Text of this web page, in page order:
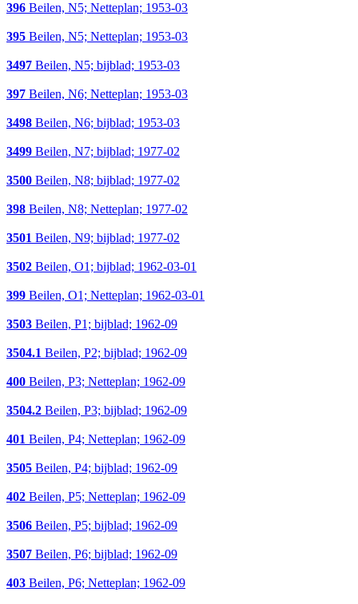
396 Beilen, N5; Netteplan; 1953-03
395 Beilen, N5; Netteplan; 1953-03
3497 Beilen, N5; bijblad; 1953-03
397 Beilen, N6; Netteplan; 1953-03
3498 Beilen, N6; bijblad; 1953-03
3499 Beilen, N7; bijblad; 1977-02
3500 Beilen, N8; bijblad; 1977-02
398 Beilen, N8; Netteplan; 1977-02
3501 Beilen, N9; bijblad; 1977-02
3502 Beilen, O1; bijblad; 1962-03-01
399 Beilen, O1; Netteplan; 1962-03-01
3503 Beilen, P1; bijblad; 1962-09
3504.1 Beilen, P2; bijblad; 1962-09
400 Beilen, P3; Netteplan; 1962-09
3504.2 Beilen, P3; bijblad; 1962-09
401 Beilen, P4; Netteplan; 1962-09
3505 Beilen, P4; bijblad; 1962-09
402 Beilen, P5; Netteplan; 1962-09
3506 Beilen, P5; bijblad; 1962-09
3507 Beilen, P6; bijblad; 1962-09
403 Beilen, P6; Netteplan; 1962-09